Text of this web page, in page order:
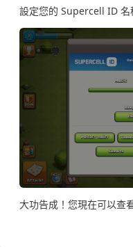
設定您的 Supercell ID 名
大功告成！您現在可以查